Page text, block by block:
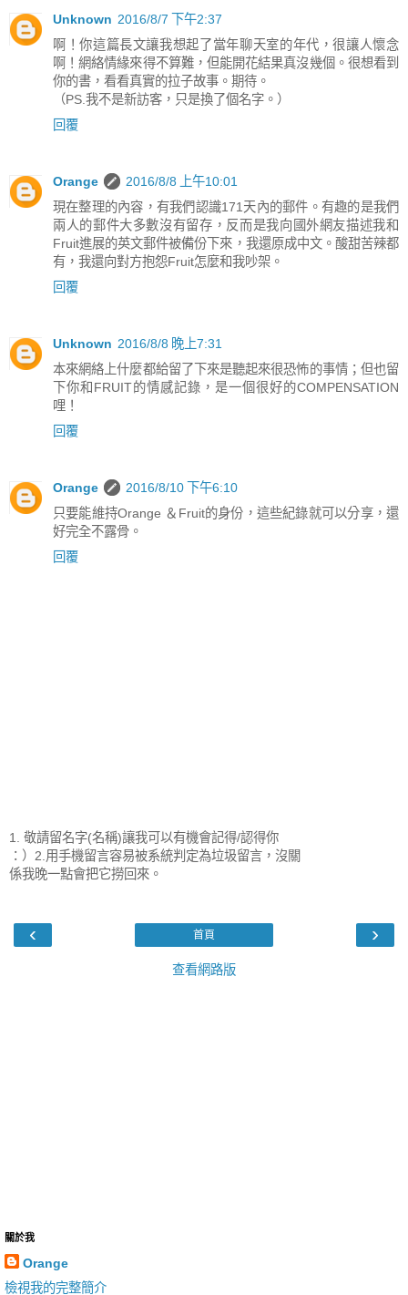
Unknown 2016/8/7 下午2:37
啊！你這篇長文讓我想起了當年聊天室的年代，很讓人懷念
啊！網絡情緣來得不算難，但能開花結果真沒幾個。很想看到
你的書，看看真實的拉子故事。期待。
（PS.我不是新訪客，只是換了個名字。）
回覆
Orange
2016/8/8 上午10:01
現在整理的內容，有我們認識171天內的郵件。有趣的是我們
兩人的郵件大多數沒有留存，反而是我向國外網友描述我和
Fruit進展的英文郵件被備份下來，我還原成中文。酸甜苦辣都
有，我還向對方抱怨Fruit怎麼和我吵架。
回覆
Unknown 2016/8/8 晚上7:31
本來網絡上什麼都給留了下來是聽起來很恐怖的事情；但也留
下你和FRUIT的情感記錄，是一個很好的COMPENSATION
哩！
回覆
Orange
2016/8/10 下午6:10
只要能維持Orange ＆Fruit的身份，這些紀錄就可以分享，還
好完全不露骨。
回覆
1. 敬請留名字(名稱)讓我可以有機會記得/認得你
：）2.用手機留言容易被系統判定為垃圾留言，沒關
係我晚一點會把它撈回來。
‹ ›
首頁
查看網路版
關於我
Orange
檢視我的完整簡介